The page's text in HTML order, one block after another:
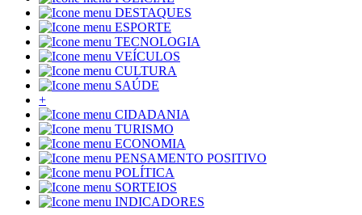
DESTAQUES
ESPORTE
TECNOLOGIA
VEÍCULOS
CULTURA
SAÚDE
+
CIDADANIA
TURISMO
ECONOMIA
PENSAMENTO POSITIVO
POLÍTICA
SORTEIOS
INDICADORES